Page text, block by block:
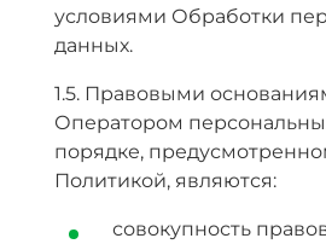
условиями Обработки
данных.
1.5. Правовыми
Оператором
порядке,
Политикой, являются:
совокупность